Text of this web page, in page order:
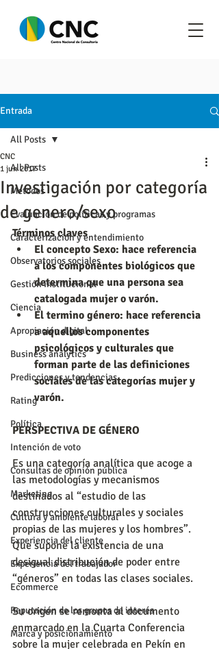
Entrada
All Posts
Metodos
Evaluación de políticas y programas
Caracterización y entendimiento
Observatorios sociales
Gestión institucional
Ciencia
Apropiación digital
Business analytics
Predicciones y tendencias
Rating
Política
Intención de voto
Consultas de opinión pública
Marketing
Cultura y ambiente laboral
Experiencia del cliente
Experiencia del trabajador
Ecommerce
Reputación de los grupos de interés
Marca y posicionamiento
All Posts
Investigación por categoría
de genero/sexo
CNC
1 jun 2017
Términos claves
El concepto Sexo: hace referencia
a los componentes biológicos que
determina que una persona sea
catalogada mujer o varón.
El termino género: hace referencia
a aquellos componentes
psicológicos y culturales que
forman parte de las definiciones
sociales de las categorías mujer y
varón.
PERSPECTIVA DE GÉNERO
Es una categoría analítica que acoge a
las metodologías y mecanismos
destinados al “estudio de las
construcciones culturales y sociales
propias de las mujeres y los hombres”.
Que supone la existencia de una
desigual distribución de poder entre
“géneros” en todas las clases sociales.
Su origen se remonta al documento
enmarcado en la Cuarta Conferencia
sobre la mujer celebrada en Pekín en